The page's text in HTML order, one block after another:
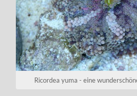
Ricordea yuma - eine